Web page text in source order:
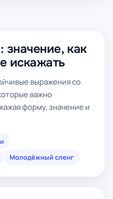
как
искажать
выражения со
важно
форму, значение и
Молодёжный сленг